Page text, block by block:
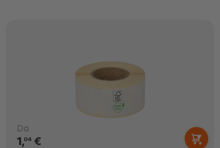
Da
1,04€